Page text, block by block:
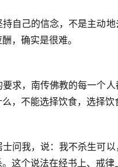
自己的信念，不是主动
，确实是很难。
求，南传佛教的每一个
，不能选择饮食，选择饮
问我，说：我不杀生可
这个说法在经书上、戒律